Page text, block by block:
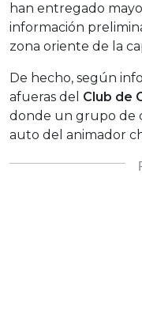
han entregado
información
zona oriente de la
De hecho, según
afueras del Club de
donde un grupo de
auto del animador